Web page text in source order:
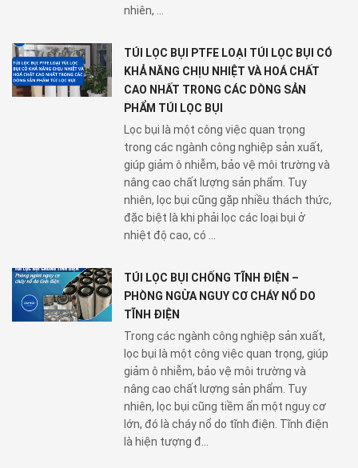
nhiên, ...
TÚI LỌC BỤI PTFE LOẠI TÚI LỌC BỤI CÓ
KHẢ NĂNG CHỊU NHIỆT VÀ HOÁ CHẤT
CAO NHẤT TRONG CÁC DÒNG SẢN
PHẨM TÚI LỌC BỤI
Lọc bụi là một công việc quan trọng
trong các ngành công nghiệp sản xuất,
giúp giảm ô nhiễm, bảo vệ môi trường và
nâng cao chất lượng sản phẩm. Tuy
nhiên, lọc bụi cũng gặp nhiều thách thức,
đặc biệt là khi phải lọc các loại bụi ở
nhiệt độ cao, có ...
TÚI LỌC BỤI CHỐNG TĨNH ĐIỆN –
PHÒNG NGỪA NGUY CƠ CHÁY NỔ DO
TĨNH ĐIỆN
Trong các ngành công nghiệp sản xuất,
lọc bụi là một công việc quan trọng, giúp
giảm ô nhiễm, bảo vệ môi trường và
nâng cao chất lượng sản phẩm. Tuy
nhiên, lọc bụi cũng tiềm ẩn một nguy cơ
lớn, đó là cháy nổ do tĩnh điện. Tĩnh điện
là hiện tượng đ...